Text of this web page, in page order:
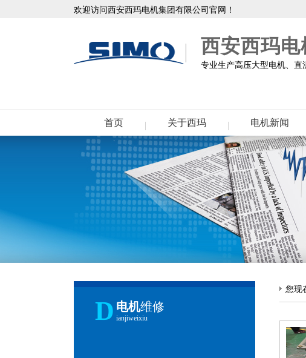
欢迎访问西安西玛电机集团有限公司官网！
西安西玛电
专业生产高压大型电机、直
首页 关于西玛 电机新闻
D 电机维修
ianjiweixiu
您现